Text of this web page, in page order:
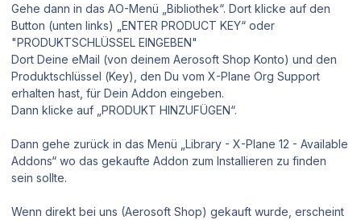
Gehe dann in das AO-Menü „Bibliothek“. Dort klicke auf den
Button (unten links) „ENTER PRODUCT KEY“ oder
"PRODUKTSCHLÜSSEL EINGEBEN"
Dort Deine eMail (von deinem Aerosoft Shop Konto) und den
Produktschlüssel (Key), den Du vom X-Plane Org Support
erhalten hast, für Dein Addon eingeben.
Dann klicke auf „PRODUKT HINZUFÜGEN“.
Dann gehe zurück in das Menü „Library - X-Plane 12 - Available
Addons“ wo das gekaufte Addon zum Installieren zu finden
sein sollte.
Wenn direkt bei uns (Aerosoft Shop) gekauft wurde, erscheint